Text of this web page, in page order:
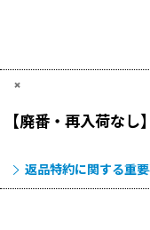
×
【廃番・再入荷な
返品特約に関する重